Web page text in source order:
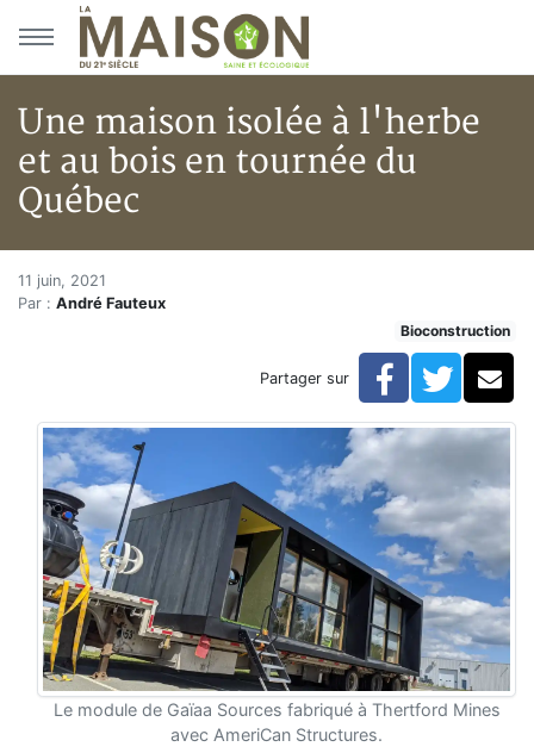
Aller au menu principal
Aller au contenu principal
Une maison isolée à l'herbe
et au bois en tournée du
Québec
Accueil
Articles
Une maison isolée à l'herbe et au bois en tournée du
Une maison isolée à l'herbe et
11 juin, 2021
Par : André Fauteux
Bioconstruction
Partager sur Facebook
Le module de Gaïaa Sources fabriqué à Thertford Mines
avec AmeriCan Structures.